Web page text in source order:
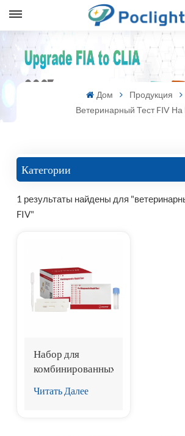
Дом
Продукция
Ветеринарный Тест FIV На
Категории
1 результаты найдены для
FIV"
Набор для
комбинированных
felv ag
Читать Далее